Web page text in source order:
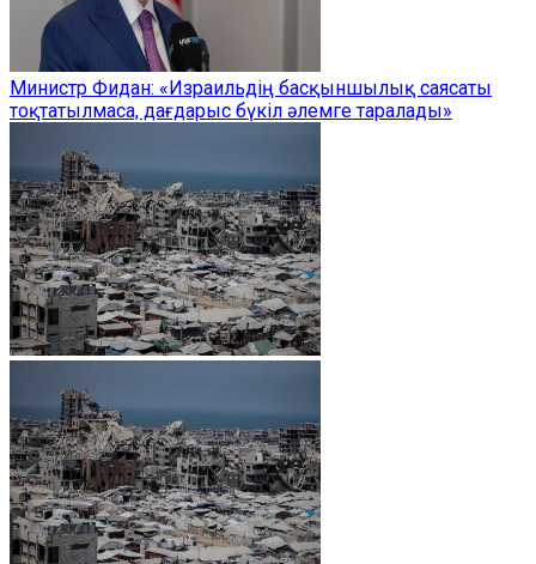
Министр Фидан: «Израильдің басқыншылық саясаты
тоқтатылмаса, дағдарыс бүкіл әлемге таралады»